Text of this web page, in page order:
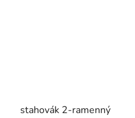
stahovák 2-ramenný